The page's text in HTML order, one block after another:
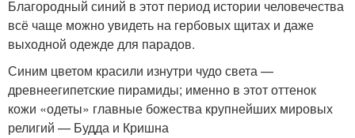
Благородный синий в этот период истории человечества
всё чаще можно увидеть на гербовых щитах и даже
выходной одежде для парадов.
Синим цветом красили изнутри чудо света —
древнеегипетские пирамиды; именно в этот оттенок
кожи «одеты» главные божества крупнейших мировых
религий — Будда и Кришна